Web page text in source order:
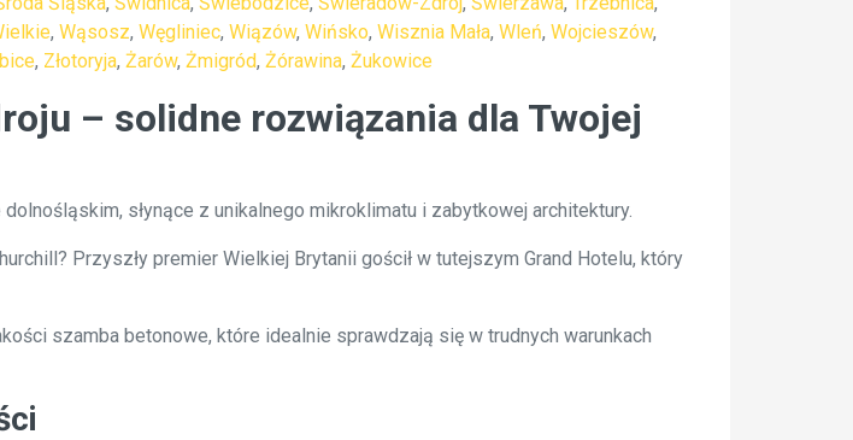
, Wąsosz, Węgliniec, Wiązów, Wińsko, Wisznia Mała, Wleń, Wojcieszów,
, Złotoryja, Żarów, Żmigród, Żórawina, Żukowice
– solidne rozwiązania dla Twojej
słynące z unikalnego mikroklimatu i zabytkowej architektury.
Przyszły premier Wielkiej Brytanii gościł w tutejszym Grand Hotelu, który
szamba betonowe, które idealnie sprawdzają się w trudnych warunkach